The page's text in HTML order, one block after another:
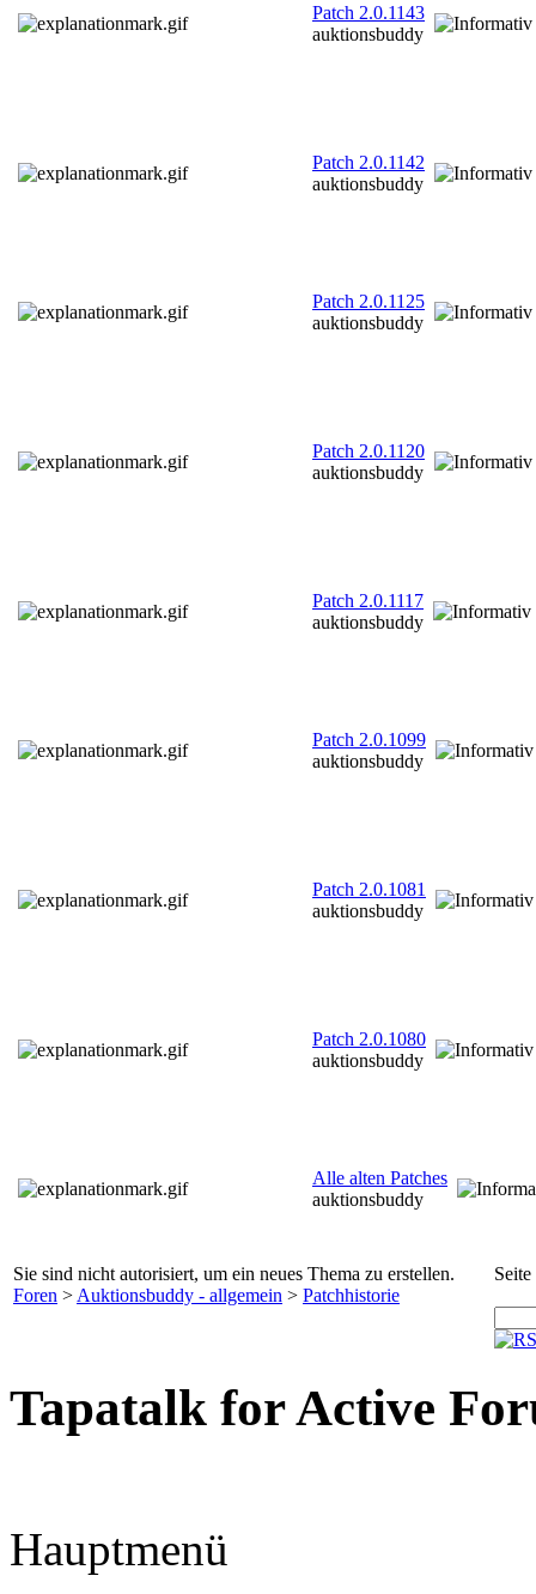
Patch 2.0.1143
auktionsbuddy
Patch 2.0.1142
auktionsbuddy
Patch 2.0.1125
auktionsbuddy
Patch 2.0.1120
auktionsbuddy
Patch 2.0.1117
auktionsbuddy
Patch 2.0.1099
auktionsbuddy
Patch 2.0.1081
auktionsbuddy
Patch 2.0.1080
auktionsbuddy
Alle alten Patches
auktionsbuddy
Sie sind nicht autorisiert, um ein neues Thema zu erstellen.
Foren > Auktionsbuddy - allgemein > Patchhistorie
Tapatalk for Active
Hauptmenü